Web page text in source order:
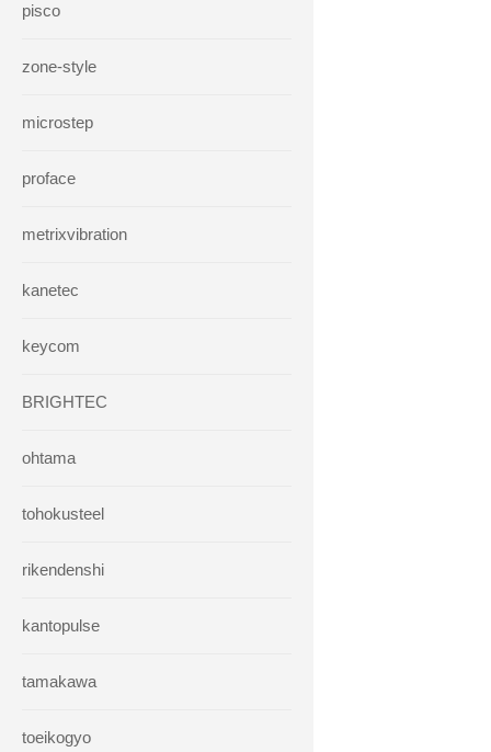
pisco
zone-style
microstep
proface
metrixvibration
kanetec
keycom
BRIGHTEC
ohtama
tohokusteel
rikendenshi
kantopulse
tamakawa
toeikogyo